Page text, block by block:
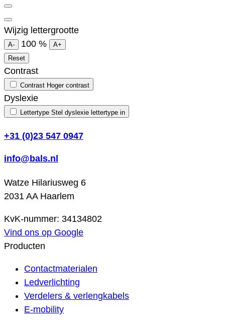
Wijzig lettergrootte
A- 100 %
A+
Reset
Contrast
Contrast Hoger contrast
Dyslexie
Lettertype Stel dyslexie lettertype in
+31 (0)23 547 0947
info@bals.nl
Watze Hilariusweg 6
2031 AA Haarlem
KvK-nummer: 34134802
Vind ons op Google
Producten
Contactmaterialen
Ledverlichting
Verdelers & verlengkabels
E-mobility